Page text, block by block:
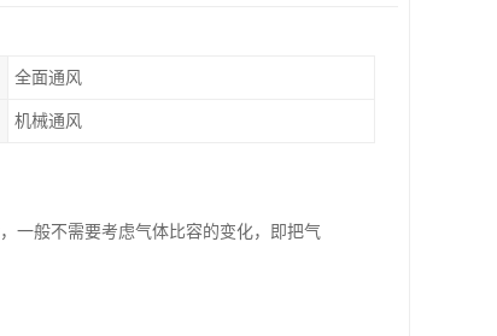
全面通风
机械通风
一般不需要考虑气体比容的变化，即把气